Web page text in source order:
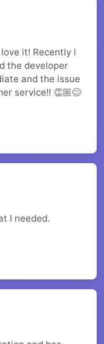
it! Recently I
the developer
and the issue
service!! 👏🏼😊
I needed.